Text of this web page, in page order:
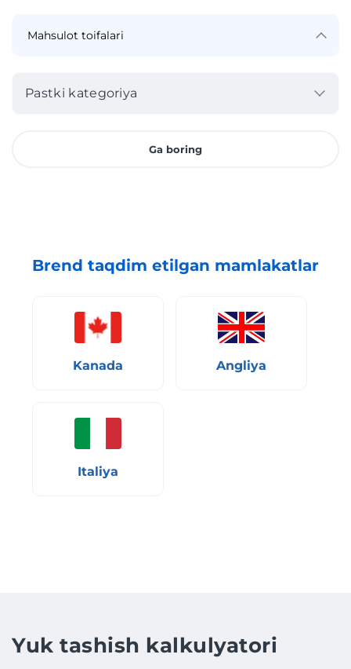
Pastki kategoriya
Ga boring
Brend taqdim etilgan mamlakatlar
Kanada Angliya
Italiya
Yuk tashish kalkulyatori